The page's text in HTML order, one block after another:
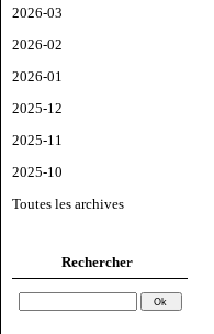
2026-03
2026-02
2026-01
2025-12
2025-11
2025-10
Toutes les archives
Rechercher